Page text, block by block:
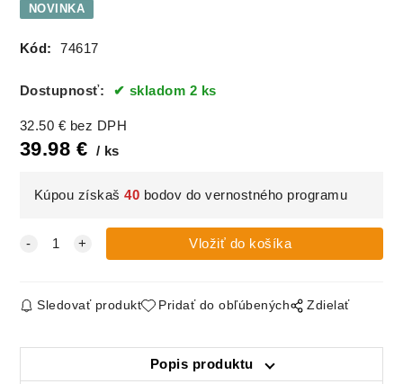
NOVINKA
Kód: 74617
Dostupnosť: skladom 2 ks
32.50 € bez DPH
39.98 € ks
Kúpou získaš40 bodov do vernostného programu
Sledovať produkt Pridať do obľúbených Zdielať
Popis produktu